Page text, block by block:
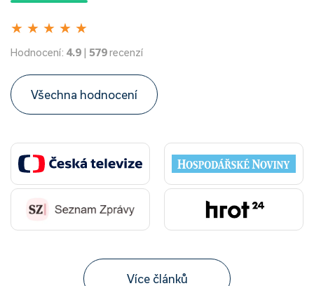
★ ★ ★ ★ ★
Hodnocení: 4.9 | 579recenzí
Všechna hodnocení
Více článků